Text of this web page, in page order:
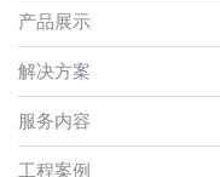
产品展示
解决方案
服务内容
工程案例